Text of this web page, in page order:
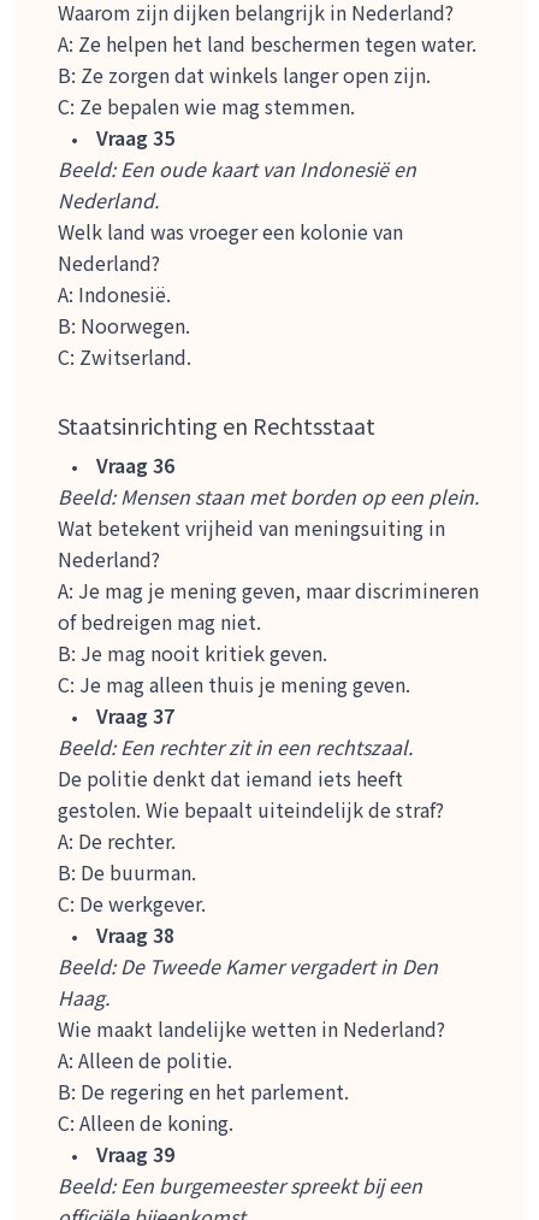
Waarom zijn dijken belangrijk in Nederland?
A: Ze helpen het land beschermen tegen water.
B: Ze zorgen dat winkels langer open zijn.
C: Ze bepalen wie mag stemmen.
Vraag 35
Beeld: Een oude kaart van Indonesië en
Nederland.
Welk land was vroeger een kolonie van
Nederland?
A: Indonesië.
B: Noorwegen.
C: Zwitserland.
Staatsinrichting en Rechtsstaat
Vraag 36
Beeld: Mensen staan met borden op een plein.
Wat betekent vrijheid van meningsuiting in
Nederland?
A: Je mag je mening geven, maar discrimineren
of bedreigen mag niet.
B: Je mag nooit kritiek geven.
C: Je mag alleen thuis je mening geven.
Vraag 37
Beeld: Een rechter zit in een rechtszaal.
De politie denkt dat iemand iets heeft
gestolen. Wie bepaalt uiteindelijk de straf?
A: De rechter.
B: De buurman.
C: De werkgever.
Vraag 38
Beeld: De Tweede Kamer vergadert in Den
Haag.
Wie maakt landelijke wetten in Nederland?
A: Alleen de politie.
B: De regering en het parlement.
C: Alleen de koning.
Vraag 39
Beeld: Een burgemeester spreekt bij een